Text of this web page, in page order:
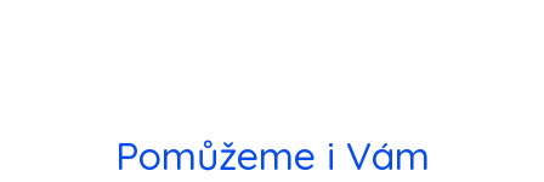
Pomůžeme i Vám